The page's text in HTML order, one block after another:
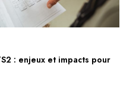
: enjeux et impacts pour